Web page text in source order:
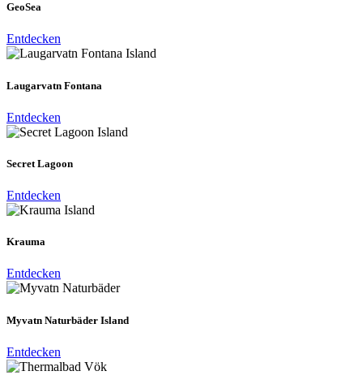
GeoSea
Entdecken
Laugarvatn Fontana
Entdecken
Secret Lagoon
Entdecken
Krauma
Entdecken
Myvatn Naturbäder Island
Entdecken